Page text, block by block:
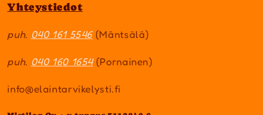
Yhteystiedot
puh. 040 161 5546(Mäntsälä)
puh. 040 160 1654(Pornainen)
info@elaintarvikelysti.fi